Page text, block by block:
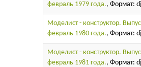
февраль 1979 года., Формат:
Моделист - конструктор.
февраль 1980 года., Формат:
Моделист - конструктор.
февраль 1981 года., Формат: